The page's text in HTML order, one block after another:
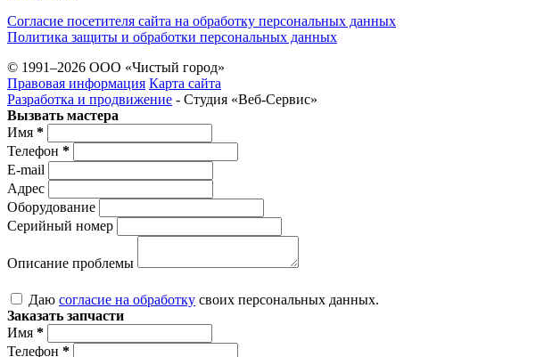
Согласие посетителя сайта на обработку персональных данных
Политика защиты и обработки персональных данных
© 1991–2026 ООО «Чистый город»
Правовая информация Карта сайта
Разработка и продвижение - Студия «Веб-Cервис»
Вызвать мастера
Имя *
Телефон *
E-mail
Адрес
Оборудование
Серийный номер
Описание проблемы
Даю согласие на обработку своих персональных данных.
Заказать запчасти
Имя *
Телефон *